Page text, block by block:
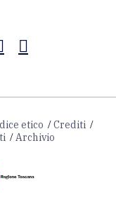
etico
Crediti
Archivio